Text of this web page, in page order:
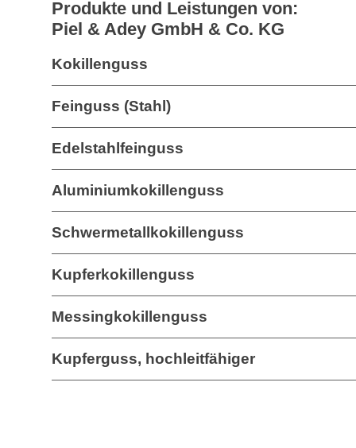
Produkte und Leistungen von:
Piel & Adey GmbH & Co. KG
Kokillenguss
Feinguss (Stahl)
Edelstahlfeinguss
Aluminiumkokillenguss
Schwermetallkokillenguss
Kupferkokillenguss
Messingkokillenguss
Kupferguss, hochleitfähiger